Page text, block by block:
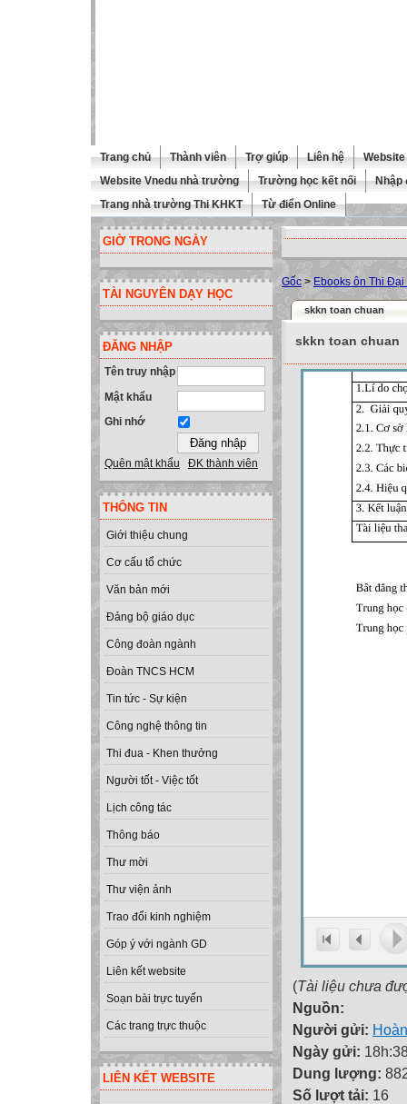
Trang chủ Thành viên Trợ giúp Liên hệ
Website Vnedu nhà trường
Trường học kết nối
Nhập
Trang nhà trường Thi KHKT
Từ điển Online
GIỜ TRONG NGÀY
TÀI NGUYÊN DẠY HỌC
ĐĂNG NHẬP
Tên truy nhập
Mật khẩu
Ghi nhớ
Quên mật khẩu ĐK thành viên
THÔNG TIN
Giới thiệu chung
Cơ cấu tổ chức
Văn bản mới
Đảng bộ giáo dục
Công đoàn ngành
Đoàn TNCS HCM
Tin tức - Sự kiện
Công nghệ thông tin
Thi đua - Khen thưởng
Người tốt - Việc tốt
Lịch công tác
Thông báo
Thư mời
Thư viện ảnh
Trao đổi kinh nghiệm
Góp ý với ngành GD
Liên kết website
Soạn bài trực tuyến
Các trang trực thuộc
LIÊN KẾT WEBSITE
Gốc > Ebooks ôn Thi Đại
skkn toan chuan
skkn toan chuan
(Tài liệu chưa
Nguồn:
Người gửi:
Ngày gửi:
Dung lượng:
Số lượt tải: 16